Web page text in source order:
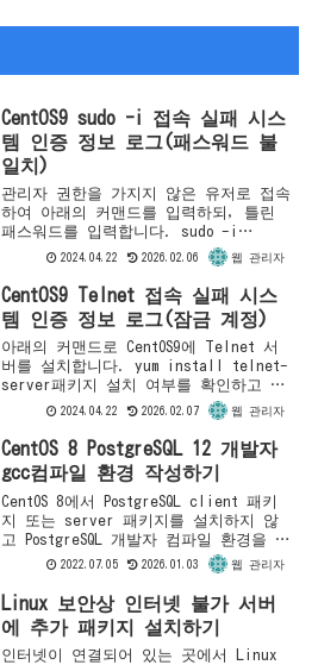
CentOS9 sudo -i 접속 실패 시스
템 인증 정보 로그(패스워드 불
일치)
관리자 권한을 가지지 않은 유저로 접속
하여 아래의 커맨드를 입력하되, 틀린
패스워드를 입력합니다. sudo -i
useradd -m 계정명틀린 패스워드의 접
속 시도에 관한 리눅스 시스템 인증 정
보 로그를 확인하려면 ...
2024.04.22 2026.02.06 웹 관리자
CentOS9 Telnet 접속 실패 시스
템 인증 정보 로그(잠금 계정)
아래의 커맨드로 CentOS9에 Telnet 서
버를 설치합니다. yum install telnet-
server패키지 설치 여부를 확인하고 싶
다면 아래 커맨드를 실행합니다.yum
search telnet설치가 끝나면 ...
2024.04.22 2026.02.07 웹 관리자
CentOS 8 PostgreSQL 12 개발자
gcc컴파일 환경 작성하기
CentOS 8에서 PostgreSQL client 패키
지 또는 server 패키지를 설치하지 않
고 PostgreSQL 개발자 컴파일 환경을 작
성하는 방법을 소개합니다. CentOS 7
2022.07.05 2026.01.03 웹 관리자
Linux 보안상 인터넷 불가 서버
에 추가 패키지 설치하기
인터넷이 연결되어 있는 곳에서 Linux